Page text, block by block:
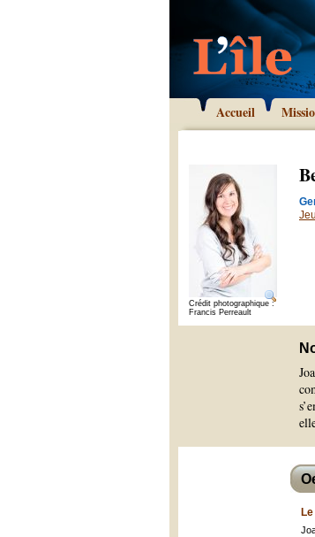
Accueil
Crédit photographique :
Francis Perreault